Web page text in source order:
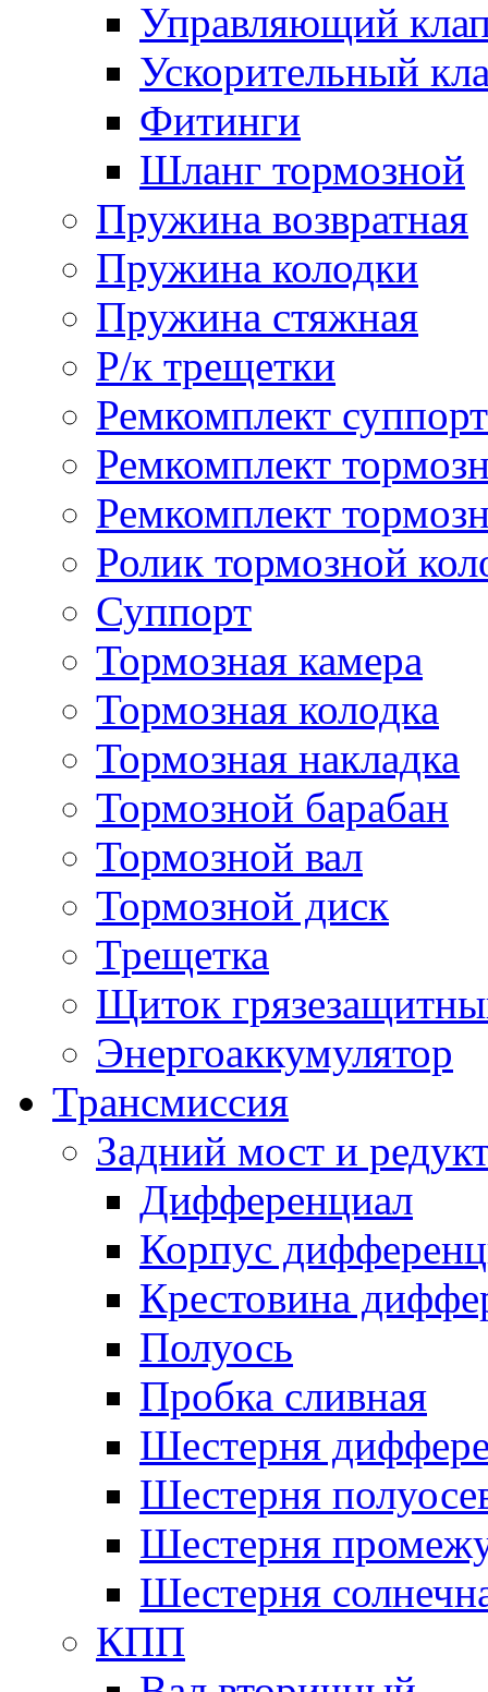
Управляющий
Ускорительный
Фитинги
Шланг тормозной
Пружина возвратная
Пружина колодки
Пружина стяжная
Р/к трещетки
Ремкомплект
Ремкомплект
Ремкомплект
Ролик тормозной
Суппорт
Тормозная камера
Тормозная колодка
Тормозная накладка
Тормозной барабан
Тормозной вал
Тормозной диск
Трещетка
Щиток
Энергоаккумулятор
Трансмиссия
Задний мост и
Дифференциал
Корпус
Крестовина
Полуось
Пробка сливная
Шестерня
Шестерня
Шестерня
Шестерня
КПП